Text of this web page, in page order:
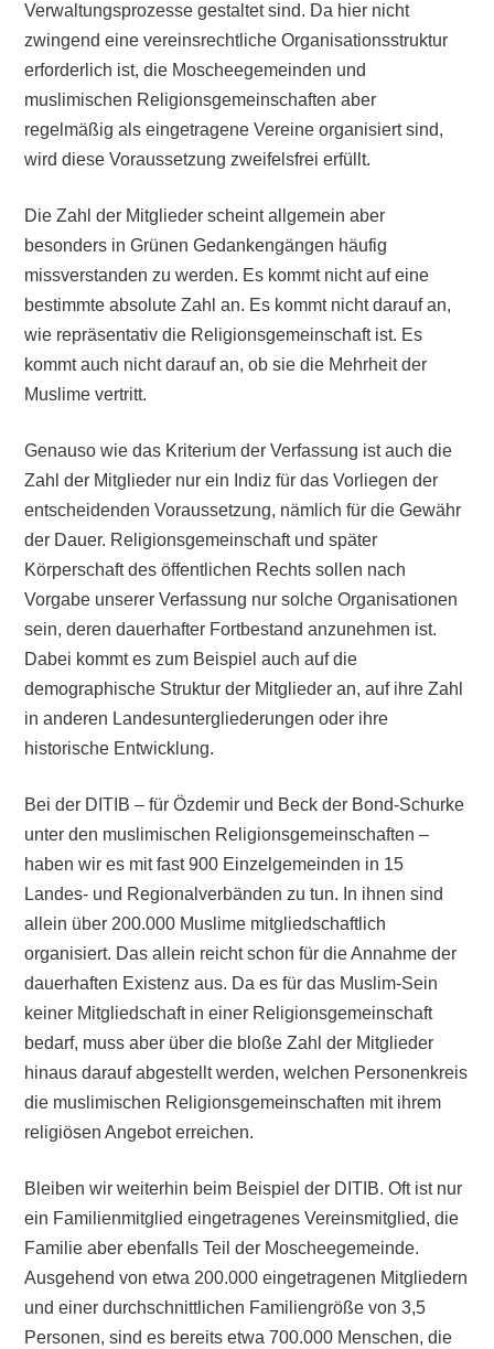
Verwaltungsprozesse gestaltet sind. Da hier nicht
zwingend eine vereinsrechtliche Organisationsstruktur
erforderlich ist, die Moscheegemeinden und
muslimischen Religionsgemeinschaften aber
regelmäßig als eingetragene Vereine organisiert sind,
wird diese Voraussetzung zweifelsfrei erfüllt.
Die Zahl der Mitglieder scheint allgemein aber
besonders in Grünen Gedankengängen häufig
missverstanden zu werden. Es kommt nicht auf eine
bestimmte absolute Zahl an. Es kommt nicht darauf an,
wie repräsentativ die Religionsgemeinschaft ist. Es
kommt auch nicht darauf an, ob sie die Mehrheit der
Muslime vertritt.
Genauso wie das Kriterium der Verfassung ist auch die
Zahl der Mitglieder nur ein Indiz für das Vorliegen der
entscheidenden Voraussetzung, nämlich für die Gewähr
der Dauer. Religionsgemeinschaft und später
Körperschaft des öffentlichen Rechts sollen nach
Vorgabe unserer Verfassung nur solche Organisationen
sein, deren dauerhafter Fortbestand anzunehmen ist.
Dabei kommt es zum Beispiel auch auf die
demographische Struktur der Mitglieder an, auf ihre Zahl
in anderen Landesuntergliederungen oder ihre
historische Entwicklung.
Bei der DITIB – für Özdemir und Beck der Bond-Schurke
unter den muslimischen Religionsgemeinschaften –
haben wir es mit fast 900 Einzelgemeinden in 15
Landes- und Regionalverbänden zu tun. In ihnen sind
allein über 200.000 Muslime mitgliedschaftlich
organisiert. Das allein reicht schon für die Annahme der
dauerhaften Existenz aus. Da es für das Muslim-Sein
keiner Mitgliedschaft in einer Religionsgemeinschaft
bedarf, muss aber über die bloße Zahl der Mitglieder
hinaus darauf abgestellt werden, welchen Personenkreis
die muslimischen Religionsgemeinschaften mit ihrem
religiösen Angebot erreichen.
Bleiben wir weiterhin beim Beispiel der DITIB. Oft ist nur
ein Familienmitglied eingetragenes Vereinsmitglied, die
Familie aber ebenfalls Teil der Moscheegemeinde.
Ausgehend von etwa 200.000 eingetragenen Mitgliedern
und einer durchschnittlichen Familiengröße von 3,5
Personen, sind es bereits etwa 700.000 Menschen, die